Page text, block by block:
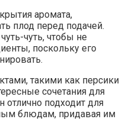
аромата,
плод перед подачей.
чуть, чтобы не
поскольку его
такими как персики
сочетания для
отлично подходит для
блюдам, придавая им